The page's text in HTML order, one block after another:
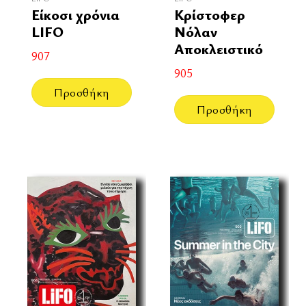
Είκοσι χρόνια
LIFO
907
Προσθήκη
Κρίστοφερ
Νόλαν
Αποκλειστικό
905
Προσθήκη